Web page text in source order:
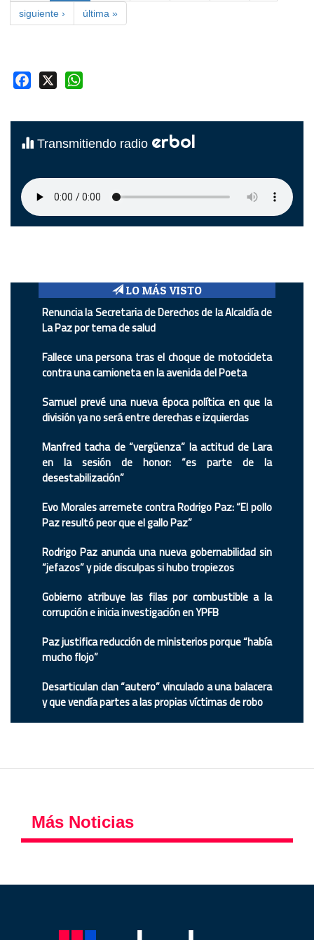
siguiente › última »
Facebook
Transmitiendo radio erbol
LO MÁS VISTO
Renuncia la Secretaria de Derechos de la Alcaldía de
La Paz por tema de salud
Fallece una persona tras el choque de motocicleta
contra una camioneta en la avenida del Poeta
Samuel prevé una nueva época política en que la
división ya no será entre derechas e izquierdas
Manfred tacha de “vergüenza” la actitud de Lara
en la sesión de honor: “es parte de la
desestabilización”
Evo Morales arremete contra Rodrigo Paz: “El pollo
Paz resultó peor que el gallo Paz”
Rodrigo Paz anuncia una nueva gobernabilidad sin
“jefazos” y pide disculpas si hubo tropiezos
Gobierno atribuye las filas por combustible a la
corrupción e inicia investigación en YPFB
Paz justifica reducción de ministerios porque “había
mucho flojo”
Desarticulan clan “autero” vinculado a una balacera
y que vendía partes a las propias víctimas de robo
Más Noticias